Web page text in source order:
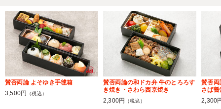
賛否両論 よそゆき手毬箱
3,500円
（税込）
賛否両論の和ドカ弁 牛のとろろす
き焼き・さわら西京焼き
2,300円
（税込）
賛否両
さば醤
2,300